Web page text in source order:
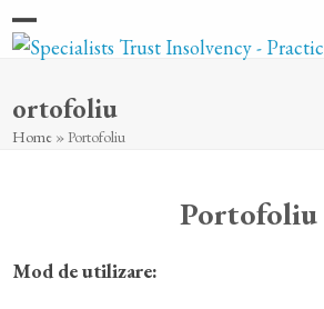
Skip
toOpen
menu
Close
menu
ortofoliu
Home »Portofoliu
Portofoliu
Mod de utilizare: